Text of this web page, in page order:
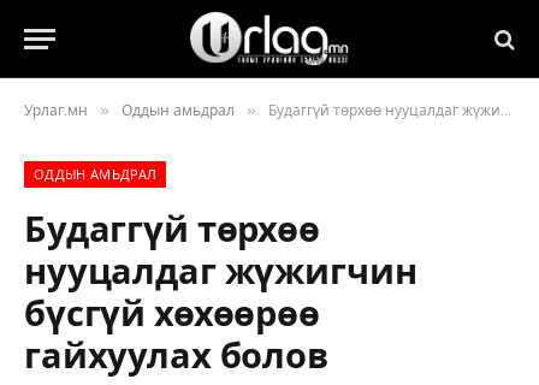
Урлаг.мн » Оддын амьдрал » Будаггүй төрхөө нууцалдаг жүжигчин бүсгүй хөхөөрөө гайхуулах болов
ОДДЫН АМЬДРАЛ
Будаггүй төрхөө
нууцалдаг жүжигчин
бүсгүй хөхөөрөө
гайхуулах болов